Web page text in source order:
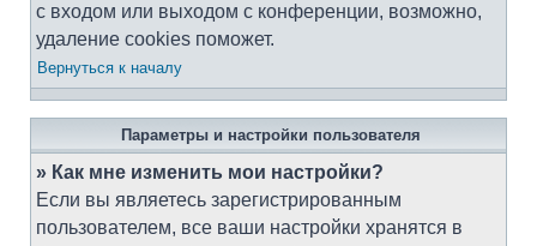
с входом или выходом с конференции, возможно,
удаление cookies поможет.
Вернуться к началу
Параметры и настройки пользователя
» Как мне изменить мои настройки?
Если вы являетесь зарегистрированным
пользователем, все ваши настройки хранятся в